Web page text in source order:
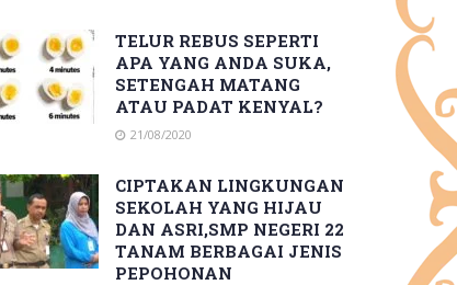
TELUR REBUS SEPERTI
APA YANG ANDA SUKA,
SETENGAH MATANG
ATAU PADAT KENYAL?
21/08/2020
CIPTAKAN LINGKUNGAN
SEKOLAH YANG HIJAU
DAN ASRI,SMP NEGERI 22
TANAM BERBAGAI JENIS
PEPOHONAN